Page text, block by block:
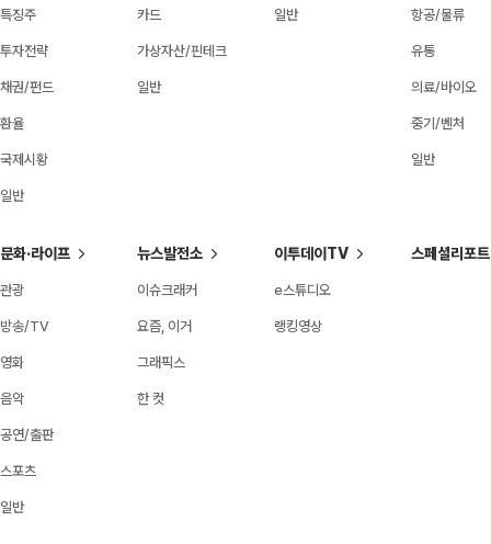
특징주
투자전략
채권/펀드
환율
국제시황
일반
카드
가상자산/핀테크
일반
일반 항공/물류
유통
의료/바이오
중기/벤처
일반
문화·라이프
관광
방송/TV
영화
음악
공연/출판
스포츠
일반
뉴스발전소
이슈크래커
요즘, 이거
그래픽스
한 컷
이투데이TV
e스튜디오
랭킹영상
스페셜리포트